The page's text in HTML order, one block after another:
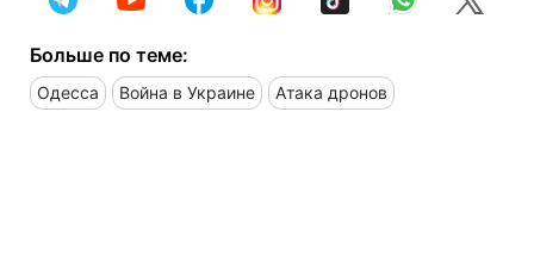
Больше по теме:
Одесса Война в Украине Атака дронов